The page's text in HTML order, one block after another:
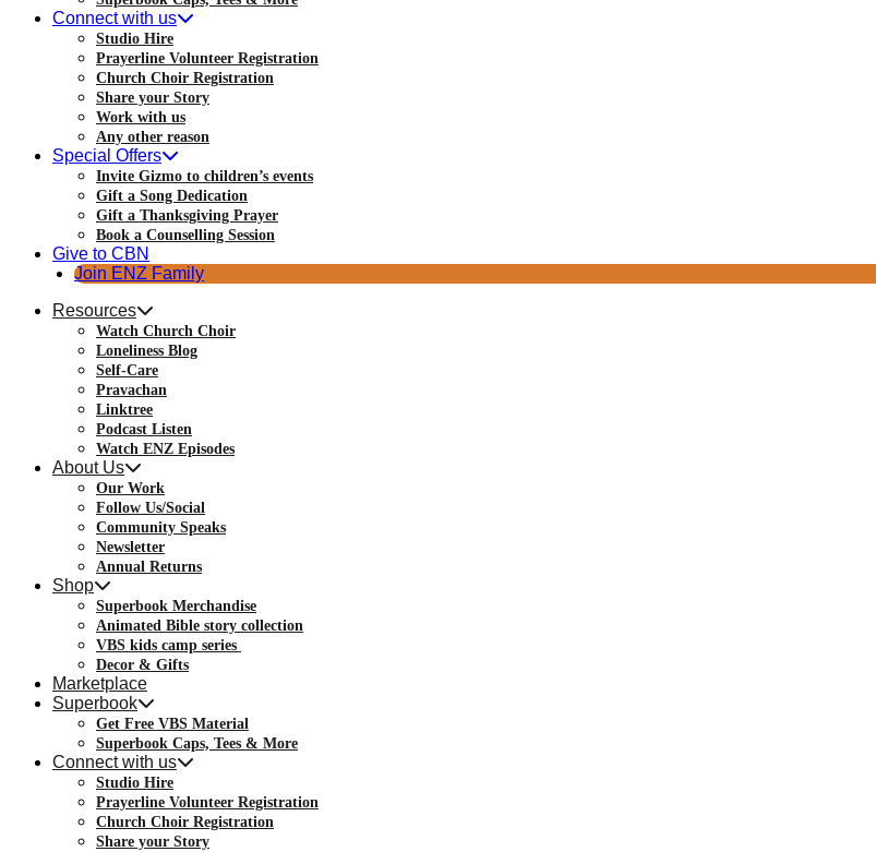
Connect with us
Studio Hire
Prayerline Volunteer Registration
Church Choir Registration
Share your Story
Work with us
Any other reason
Special Offers
Invite Gizmo to children’s events
Gift a Song Dedication
Gift a Thanksgiving Prayer
Book a Counselling Session
Give to CBN
Join ENZ Family
Resources
Watch Church Choir
Loneliness Blog
Self-Care
Pravachan
Linktree
Podcast Listen
Watch ENZ Episodes
About Us
Our Work
Follow Us/Social
Community Speaks
Newsletter
Annual Returns
Shop
Superbook Merchandise
Animated Bible story collection
VBS kids camp series
Decor & Gifts
Marketplace
Superbook
Get Free VBS Material
Superbook Caps, Tees & More
Connect with us
Studio Hire
Prayerline Volunteer Registration
Church Choir Registration
Share your Story